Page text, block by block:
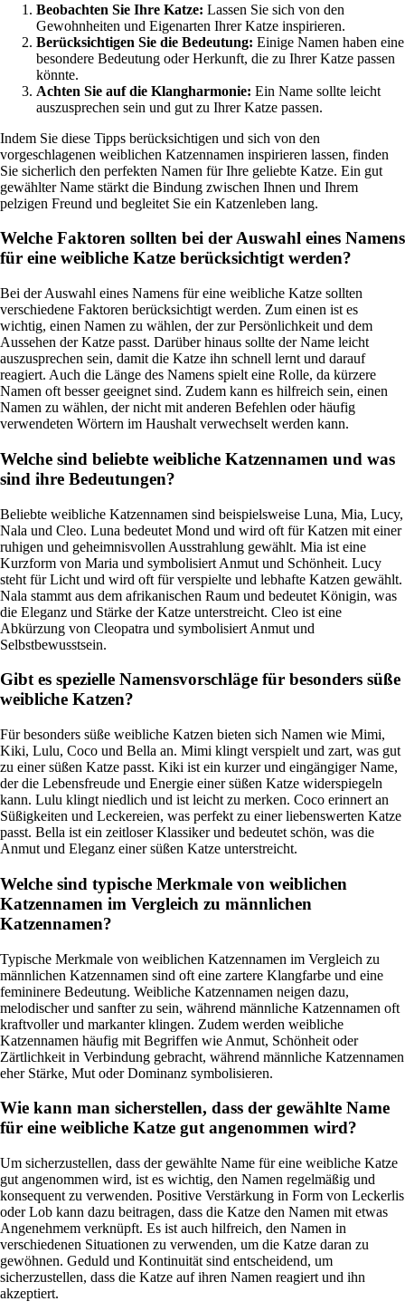
Beobachten Sie Ihre Katze: Lassen Sie sich von den
Gewohnheiten und Eigenarten Ihrer Katze inspirieren.
Berücksichtigen Sie die Bedeutung: Einige Namen haben eine
besondere Bedeutung oder Herkunft, die zu Ihrer Katze passen
könnte.
Achten Sie auf die Klangharmonie: Ein Name sollte leicht
auszusprechen sein und gut zu Ihrer Katze passen.
Indem Sie diese Tipps berücksichtigen und sich von den
vorgeschlagenen weiblichen Katzennamen inspirieren lassen, finden
Sie sicherlich den perfekten Namen für Ihre geliebte Katze. Ein gut
gewählter Name stärkt die Bindung zwischen Ihnen und Ihrem
pelzigen Freund und begleitet Sie ein Katzenleben lang.
Welche Faktoren sollten bei der Auswahl eines Namens
für eine weibliche Katze berücksichtigt werden?
Bei der Auswahl eines Namens für eine weibliche Katze sollten
verschiedene Faktoren berücksichtigt werden. Zum einen ist es
wichtig, einen Namen zu wählen, der zur Persönlichkeit und dem
Aussehen der Katze passt. Darüber hinaus sollte der Name leicht
auszusprechen sein, damit die Katze ihn schnell lernt und darauf
reagiert. Auch die Länge des Namens spielt eine Rolle, da kürzere
Namen oft besser geeignet sind. Zudem kann es hilfreich sein, einen
Namen zu wählen, der nicht mit anderen Befehlen oder häufig
verwendeten Wörtern im Haushalt verwechselt werden kann.
Welche sind beliebte weibliche Katzennamen und was
sind ihre Bedeutungen?
Beliebte weibliche Katzennamen sind beispielsweise Luna, Mia, Lucy,
Nala und Cleo. Luna bedeutet Mond und wird oft für Katzen mit einer
ruhigen und geheimnisvollen Ausstrahlung gewählt. Mia ist eine
Kurzform von Maria und symbolisiert Anmut und Schönheit. Lucy
steht für Licht und wird oft für verspielte und lebhafte Katzen gewählt.
Nala stammt aus dem afrikanischen Raum und bedeutet Königin, was
die Eleganz und Stärke der Katze unterstreicht. Cleo ist eine
Abkürzung von Cleopatra und symbolisiert Anmut und
Selbstbewusstsein.
Gibt es spezielle Namensvorschläge für besonders süße
weibliche Katzen?
Für besonders süße weibliche Katzen bieten sich Namen wie Mimi,
Kiki, Lulu, Coco und Bella an. Mimi klingt verspielt und zart, was gut
zu einer süßen Katze passt. Kiki ist ein kurzer und eingängiger Name,
der die Lebensfreude und Energie einer süßen Katze widerspiegeln
kann. Lulu klingt niedlich und ist leicht zu merken. Coco erinnert an
Süßigkeiten und Leckereien, was perfekt zu einer liebenswerten Katze
passt. Bella ist ein zeitloser Klassiker und bedeutet schön, was die
Anmut und Eleganz einer süßen Katze unterstreicht.
Welche sind typische Merkmale von weiblichen
Katzennamen im Vergleich zu männlichen
Katzennamen?
Typische Merkmale von weiblichen Katzennamen im Vergleich zu
männlichen Katzennamen sind oft eine zartere Klangfarbe und eine
femininere Bedeutung. Weibliche Katzennamen neigen dazu,
melodischer und sanfter zu sein, während männliche Katzennamen oft
kraftvoller und markanter klingen. Zudem werden weibliche
Katzennamen häufig mit Begriffen wie Anmut, Schönheit oder
Zärtlichkeit in Verbindung gebracht, während männliche Katzennamen
eher Stärke, Mut oder Dominanz symbolisieren.
Wie kann man sicherstellen, dass der gewählte Name
für eine weibliche Katze gut angenommen wird?
Um sicherzustellen, dass der gewählte Name für eine weibliche Katze
gut angenommen wird, ist es wichtig, den Namen regelmäßig und
konsequent zu verwenden. Positive Verstärkung in Form von Leckerlis
oder Lob kann dazu beitragen, dass die Katze den Namen mit etwas
Angenehmem verknüpft. Es ist auch hilfreich, den Namen in
verschiedenen Situationen zu verwenden, um die Katze daran zu
gewöhnen. Geduld und Kontinuität sind entscheidend, um
sicherzustellen, dass die Katze auf ihren Namen reagiert und ihn
akzeptiert.